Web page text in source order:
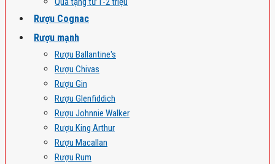
Rượu Cognac
Rượu mạnh
Rượu Ballantine's
Rượu Chivas
Rượu Gin
Rượu Glenfiddich
Rượu Johnnie Walker
Rượu King Arthur
Rượu Macallan
Rượu Rum